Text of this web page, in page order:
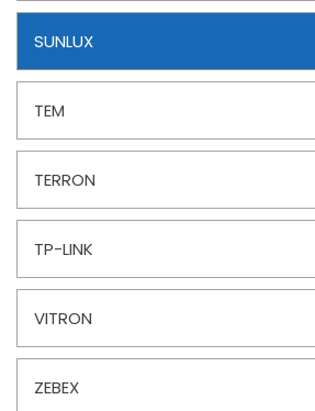
SUNLUX
TEM
TERRON
TP-LINK
VITRON
ZEBEX